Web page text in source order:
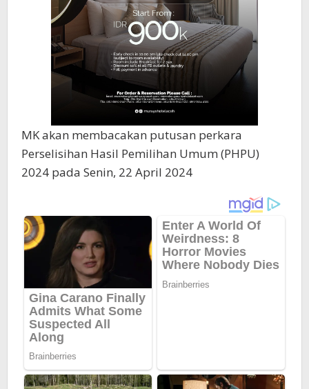
MK akan membacakan putusan perkara
Perselisihan Hasil Pemilihan Umum (PHPU)
2024 pada Senin, 22 April 2024